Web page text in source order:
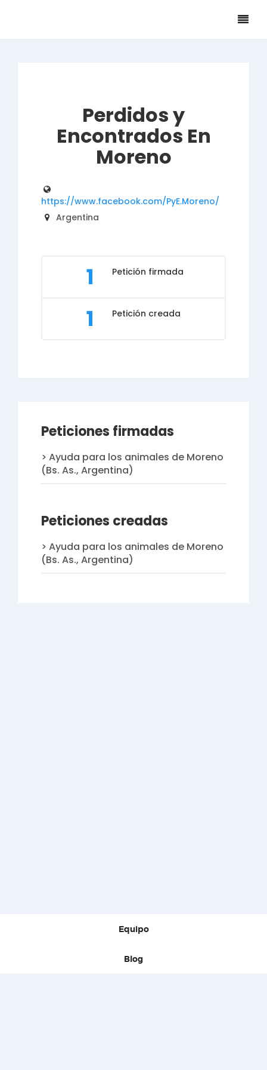
Perdidos y
Encontrados En
Moreno
https://www.facebook.com/PyE.Moreno/
Argentina
1 Petición firmada
1 Petición creada
Peticiones firmadas
Ayuda para los animales de Moreno
(Bs. As., Argentina)
Peticiones creadas
Ayuda para los animales de Moreno
(Bs. As., Argentina)
Equipo
Blog